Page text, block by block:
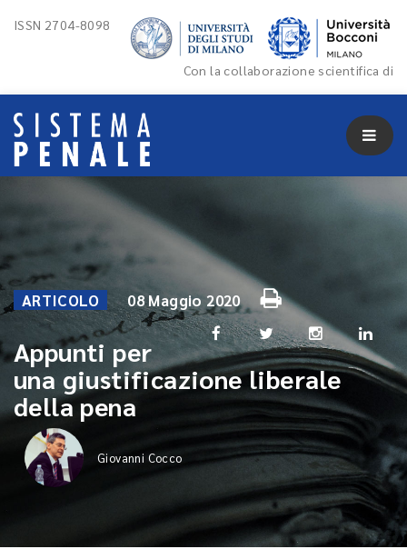
ISSN 2704-8098
Con la collaborazione scientifica di
ARTICOLO 08 Maggio 2020
Appunti per
una giustificazione liberale
della pena
Giovanni Cocco